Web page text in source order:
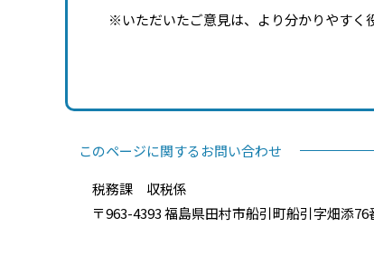
※いただいたご意見は、より分かりやすく
このページに関するお問い合わせ
税務課 収税係
〒963-4393 福島県田村市船引町船引字畑添